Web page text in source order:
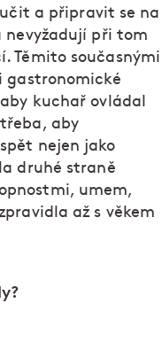
učit a připravit se na
nevyžadují při tom
Těmito současnými
gastronomické
kuchař ovládal
aby
nejen jako
druhé straně
umem,
až s věkem